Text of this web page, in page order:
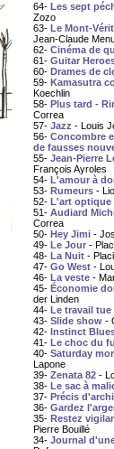
64- Les sept
Zozo
63- Le Mont-
Jean-Claude
62- Cinéma de
61- Guitar
60- Drames de
59- Kamasutra
Koechlin
58- Plus tard -
Correa
57- Jazz - Louis
56- Concombre
de fausses
55- Jean-Pierre
François Ayroles
54- L'amour à
53- Rumeurs -
52- L'art optique
51- Audiard
Correa
50- Hey Jimi -
49- Le Jour -
48- La Nuit -
47- Go West -
46- La veste -
45- Économie
der Linden
44- Le travail tue
43- Slide show -
42- Instinct
41- Le choc du
40- Saturday
Lapone
39- Zenata 82 -
38- Le sac à
37- Précis
36- Gardez
35- Restez
Pierre Bouillé
34- Journal